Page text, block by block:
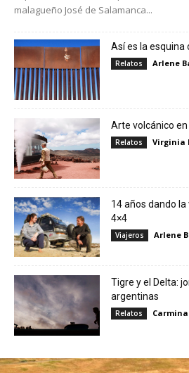
malagueño José de Salamanca...
Así es la
Relatos Arlene
Arte volcánico
Relatos Virginia
14 años dando
4×4
Viajeros Arlene
Tigre y el Delta:
argentinas
Relatos